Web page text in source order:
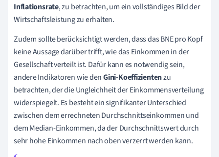
Inflationsrate, zu betrachten, um ein vollständiges Bild der
Wirtschaftsleistung zu erhalten.
Zudem sollte berücksichtigt werden, dass das BNE pro Kopf
keine Aussage darüber trifft, wie das Einkommen in der
Gesellschaft verteilt ist. Dafür kann es notwendig sein,
andere Indikatoren wie denGini-Koeffizientenzu
betrachten, der die Ungleichheit der Einkommensverteilung
widerspiegelt. Es besteht ein signifikanter Unterschied
zwischen dem errechneten Durchschnittseinkommen und
dem Median-Einkommen, da der Durchschnittswert durch
sehr hohe Einkommen nach oben verzerrt werden kann.